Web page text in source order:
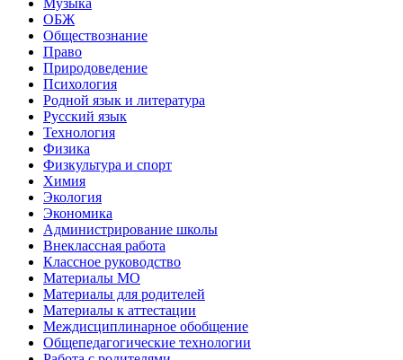
ОБЖ
Обществознание
Право
Природоведение
Психология
Родной язык и литература
Русский язык
Технология
Физика
Физкультура и спорт
Химия
Экология
Экономика
Администрирование школы
Внеклассная работа
Классное руководство
Материалы МО
Материалы для родителей
Материалы к аттестации
Междисциплинарное обобщение
Общепедагогические технологии